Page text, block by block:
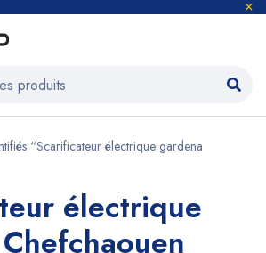
“Scarificateur électrique gardena
électrique